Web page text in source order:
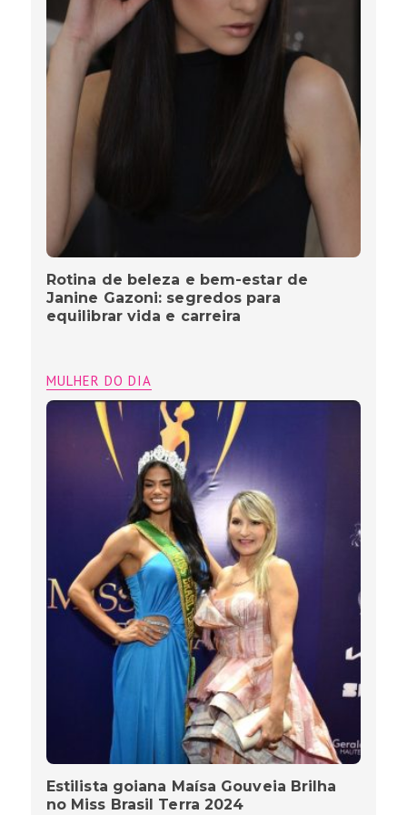
Rotina de beleza e bem-estar de
Janine Gazoni: segredos para
equilibrar vida e carreira
MULHER DO DIA
Estilista goiana Maísa Gouveia Brilha
no Miss Brasil Terra 2024